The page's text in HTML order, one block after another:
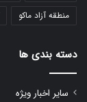
منطقه آزاد ماکو
دسته بندی ها
سایر اخبار ویژه